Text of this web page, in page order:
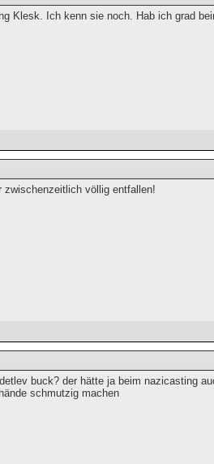
Klesk. Ich kenn sie noch. Hab ich grad
zwischenzeitlich völlig entfallen!
buck? der hätte ja beim nazicasting
schmutzig machen